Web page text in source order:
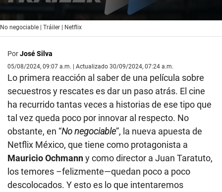
0
seconds
of
minute,
54
seconds
No negociable | Tráiler | Netflix
PorJosé Silva
05/08/2024, 09:07 a.m. | Actualizado 30/09/2024, 07:24 a.m.
Lo primera reacción al saber de una película sobre
secuestros y rescates es dar un paso atrás. El cine
ha recurrido tantas veces a historias de ese tipo que
tal vez queda poco por innovar al respecto. No
obstante, en “No negociable”, la nueva apuesta de
Netflix México, que tiene como protagonista a
Mauricio Ochmanny como director a Juan Taratuto,
los temores –felizmente—quedan poco a poco
descolocados. Y esto es lo que intentaremos